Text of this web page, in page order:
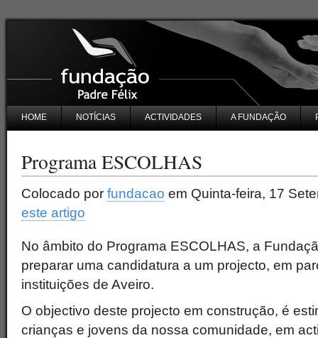
HOME NOTÍCIAS ACTIVIDADES A FUNDAÇÃO
Programa ESCOLHAS
Colocado por fundacao em Quinta-feira, 17
este artigo
No âmbito do Programa ESCOLHAS, a
preparar uma candidatura a um projecto, em
instituições de Aveiro.
O objectivo deste projecto em construção, é
crianças e jovens da nossa comunidade, em